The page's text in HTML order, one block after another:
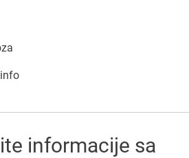
informacije sa